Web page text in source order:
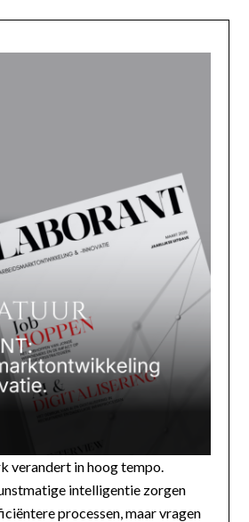
verandert in hoog tempo.
intelligentie zorgen
processen, maar vragen